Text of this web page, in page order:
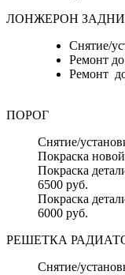
ЛОНЖЕРОН
Снятие/
Ремонт
Ремонт
ПОРОГ
Снятие/
Покраска
Покраска
6500 руб.
Покраска
6000 руб.
РЕШЕТКА
Снятие/